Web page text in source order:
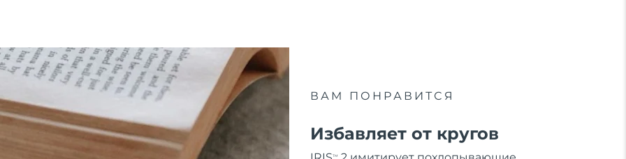
ВАМ ПОНРАВИТСЯ
Избавляет от кругов
TM